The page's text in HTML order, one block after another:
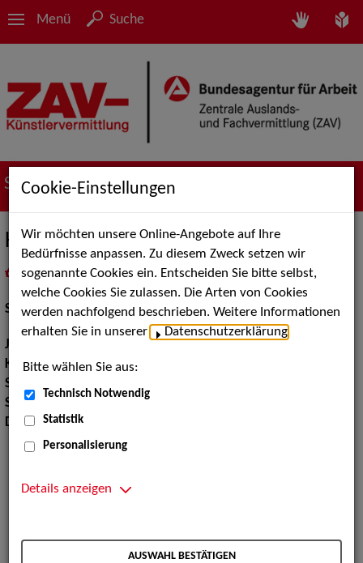
Menü Suche
Suche nach Künstler*innen
Kevin Kreuels
als PDF speichern
inMeine Merklistelegen
Schauspiel:Film und TV
Jahrgang:
Körpergröße:178 cm
Sport:
Sprachen:
Dialekte:Rheinisch, Kölsch
Cookie-Einstellungen
Wir möchten unsere Online-Angebote auf Ihre
Bedürfnisse anpassen. Zu diesem Zweck setzen wir
sogenannte Cookies ein. Entscheiden Sie bitte selbst,
welche Cookies Sie zulassen. Die Arten von Cookies
werden nachfolgend beschrieben. Weitere Informationen
erhalten Sie in unserer
Datenschutzerklärung
Bitte wählen Sie aus:
Technisch Notwendig
Statistik
Personalisierung
Details anzeigen
AUSWAHL BESTÄTIGEN